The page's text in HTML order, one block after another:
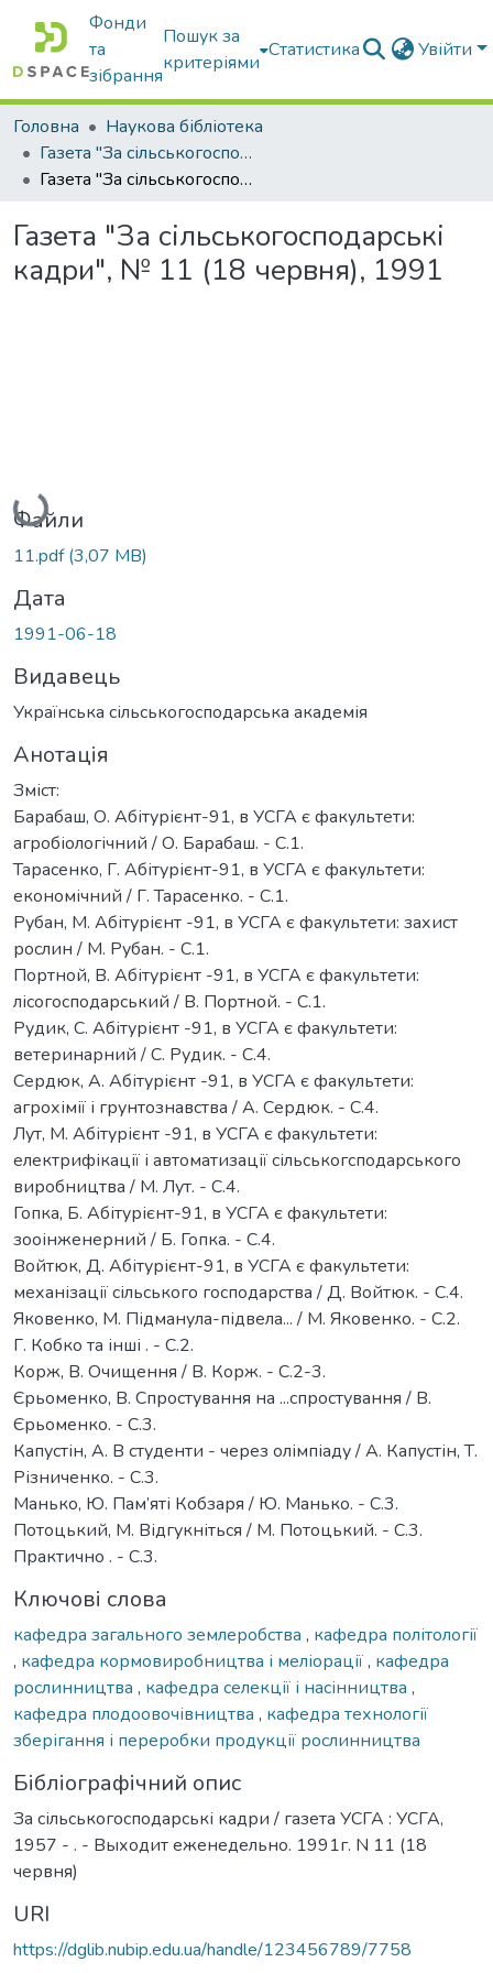
Фонди
та
зібрання
Пошук за
критеріями
Статистика Увійти
Головна
Наукова бібліотека
Газета "За сільськогосподарські кадри"
Газета "За сільськогосподарські кадри", № 11 (18 червня), 1991
Газета "За сільськогосподарські
кадри", № 11 (18 червня), 1991
Вантажиться...
Файли
11.pdf(3,07 MB)
Дата
1991-06-18
Видавець
Українська сільськогосподарська академія
Анотація
Зміст:
Барабаш, О. Абітурієнт-91, в УСГА є факультети:
агробіологічний / О. Барабаш. - С.1.
Тарасенко, Г. Абітурієнт-91, в УСГА є факультети:
економічний / Г. Тарасенко. - С.1.
Рубан, М. Абітурієнт -91, в УСГА є факультети: захист
рослин / М. Рубан. - С.1.
Портной, В. Абітурієнт -91, в УСГА є факультети:
лісогосподарський / В. Портной. - С.1.
Рудик, С. Абітурієнт -91, в УСГА є факультети:
ветеринарний / С. Рудик. - С.4.
Сердюк, А. Абітурієнт -91, в УСГА є факультети:
агрохімії і грунтознавства / А. Сердюк. - С.4.
Лут, М. Абітурієнт -91, в УСГА є факультети:
електрифікації і автоматизації сільськогсподарського
виробництва / М. Лут. - С.4.
Гопка, Б. Абітурієнт-91, в УСГА є факультети:
зооінженерний / Б. Гопка. - С.4.
Войтюк, Д. Абітурієнт-91, в УСГА є факультети:
механізації сільського господарства / Д. Войтюк. - С.4.
Яковенко, М. Підманула-підвела... / М. Яковенко. - С.2.
Г. Кобко та інші . - С.2.
Корж, В. Очищення / В. Корж. - С.2-3.
Єрьоменко, В. Спростування на ...спростування / В.
Єрьоменко. - С.3.
Капустін, А. В студенти - через олімпіаду / А. Капустін, Т.
Різниченко. - С.3.
Манько, Ю. Пам’яті Кобзаря / Ю. Манько. - С.3.
Потоцький, М. Відгукніться / М. Потоцький. - С.3.
Практично . - С.3.
Ключові слова
кафедра загального землеробства , кафедра політології
, кафедра кормовиробництва і меліорації, кафедра
рослинництва , кафедра селекції і насінництва ,
кафедра плодоовочівництва , кафедра технології
зберігання і переробки продукції рослинництва
Бібліографічний опис
За сільськогосподарські кадри / газета УСГА : УСГА,
1957 - . - Выходит еженедельно. 1991г. N 11 (18
червня)
URI
https://dglib.nubip.edu.ua/handle/123456789/7758